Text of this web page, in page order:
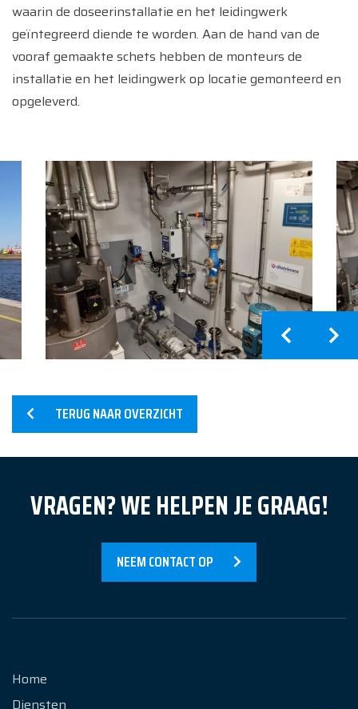
Home
Diensten
Referenties
Nieuws
waarin de doseerinstallatie en het leidingwerk
geïntegreerd diende te worden. Aan de hand van de
vooraf gemaakte schets hebben de monteurs de
installatie en het leidingwerk op locatie gemonteerd en
opgeleverd.
TERUG NAAR OVERZICHT
VRAGEN? WE HELPEN JE GRAAG!
NEEM CONTACT OP
Home
Diensten